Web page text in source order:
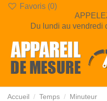
Favoris (0)
Du lundi au vendredi
Accueil Temps Minuteur